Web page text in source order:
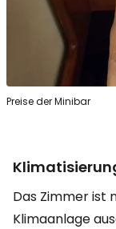
Preise der Minibar
Das Zimmer ist
Klimaanlage